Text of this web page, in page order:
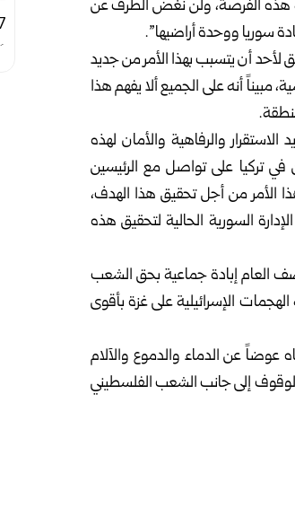
هذه الفرصة، ولن نغض الطرف عن
سوريا ووحدة أراضيها”.
لأحد أن يتسبب بهذا الأمر من جديد
مبيناً أنه على الجميع ألا يفهم هذا
والرفاهية والأمان لهذه
في تركيا على تواصل مع الرئيسين
الأمر من أجل تحقيق هذا الهدف،
السورية الحالية لتحقيق هذه
العام إبادة جماعية بحق الشعب
الإسرائيلية على غزة بأقوى
عوضاً عن الدماء والدموع والآلام
إلى جانب الشعب الفلسطيني